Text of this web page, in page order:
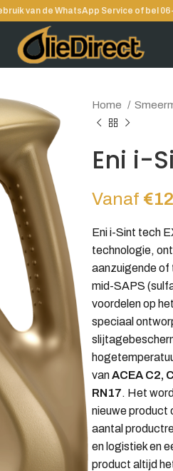
van de WhatsApp Service of bel
Home
Eni i-
Vanaf €
Eni i-Sint tech
technologie,
aanzuigende of
mid-SAPS
voordelen op
speciaal
vanACEA C2,
RN17. Het
nieuwe product
aantal
en logistiek en
product altijd